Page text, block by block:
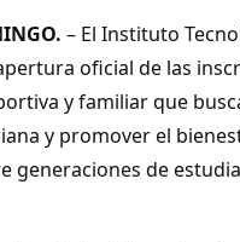
– El Instituto
oficial de las
y familiar que
y promover el
generaciones de